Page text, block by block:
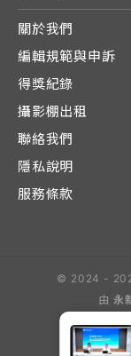
關於我們
編輯規範與申訴
得獎紀錄
攝影棚出租
聯絡我們
隱私說明
服務條款
© 2024 -
由 永